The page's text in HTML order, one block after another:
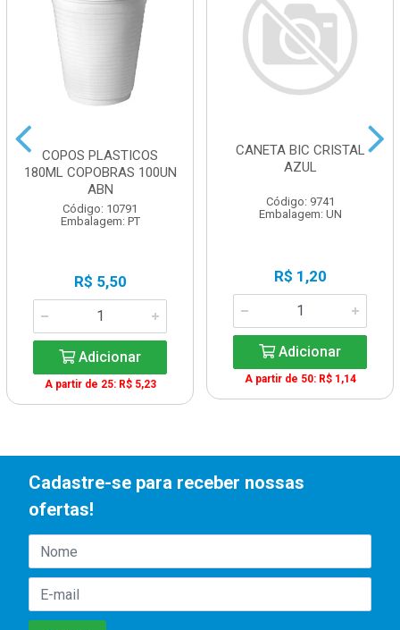
COPOS PLASTICOS
180ML COPOBRAS 100UN
ABN
Código: 10791
Embalagem: PT
R$ 5,50
Adicionar
A partir de 25: R$ 5,23
CANETA BIC CRISTAL
AZUL
Código: 9741
Embalagem: UN
R$ 1,20
Adicionar
A partir de 50: R$ 1,14
Cadastre-se para receber nossas
ofertas!